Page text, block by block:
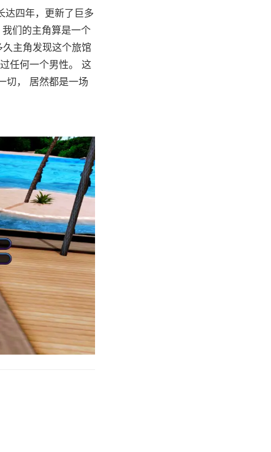
达四年，更新了巨多
们的主角算是一个
主角发现这个旅馆
任何一个男性。 这
切， 居然都是一场